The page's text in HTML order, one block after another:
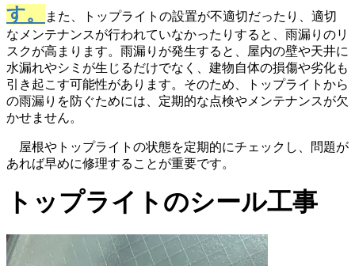
す。
また、トップライトの設置が不適切だったり、適切
なメンテナンスが行われていなかったりすると、雨漏りのリ
スクが高まります。雨漏りが発生すると、屋内の壁や天井に
水漏れやシミが生じるだけでなく、建物自体の損傷や劣化も
引き起こす可能性があります。そのため、トップライトから
の雨漏りを防ぐためには、定期的な点検やメンテナンスが欠
かせません。
屋根やトップライトの状態を定期的にチェックし、問題が
あれば早めに修理することが重要です。
トップライトのシール工事